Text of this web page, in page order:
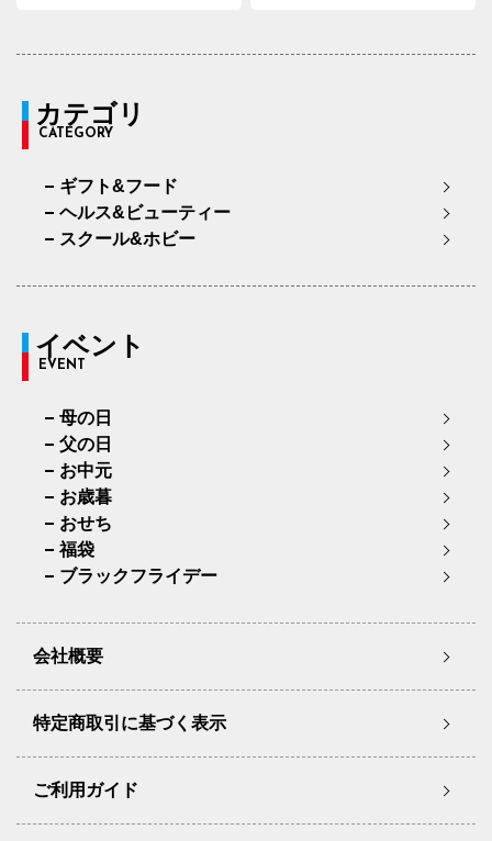
カテゴリ
CATEGORY
ギフト&フード
ヘルス&ビューティー
スクール&ホビー
イベント
EVENT
母の日
父の日
お中元
お歳暮
おせち
福袋
ブラックフライデー
会社概要
特定商取引に基づく表示
ご利用ガイド